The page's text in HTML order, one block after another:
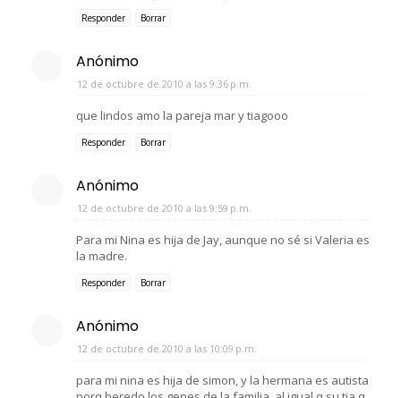
Responder Borrar
Anónimo
12 de octubre de 2010 a las 9:36 p.m.
que lindos amo la pareja mar y tiagooo
Responder Borrar
Anónimo
12 de octubre de 2010 a las 9:59 p.m.
Para mi Nina es hija de Jay, aunque no sé si Valeria es
la madre.
Responder Borrar
Anónimo
12 de octubre de 2010 a las 10:09 p.m.
para mi nina es hija de simon, y la hermana es autista